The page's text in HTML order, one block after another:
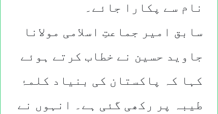
نام سے پکارا جائے۔
سابق امیر جماعتِ اسلامی مولانا
جاوید حسین نے خطاب کرتے ہوئے
کہا کہ پاکستان کی بنیاد کلمۂ
طیبہ پر رکھی گئی ہے۔ انہوں نے